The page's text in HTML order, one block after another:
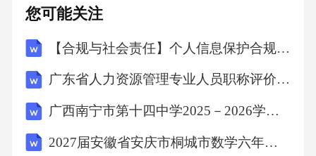
其与哪位皇帝有关？由此可见，国家繁荣的必
要前提是什么？(3)材料三中隋炀帝从洛阳出发
去江都看琼花，途中要经过哪几段运河？这一
杭大运河国际诗歌大会闭幕暨运河申遗成功四
周年纪念晚会在杭州举行。申遗的重要条件之
您可能关注
【合规与社会责任】个人信息保护合规专项审计计划
广东省人力资源管理专业人员职称评价标准条件2026
广西南宁市第十四中学2025－2026学年第二学期八年级数学学科期末模拟卷（二）(含答案)
2027届安徽省安庆市桐城市数学六年级第一学期期末考试模拟试题含解析